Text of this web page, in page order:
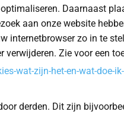
Daarnaast
aan onze website
internetbrowser zo in te
verwijderen. Zie voor een
wat-zijn-het-en-wat-doe-
derden. Dit zijn